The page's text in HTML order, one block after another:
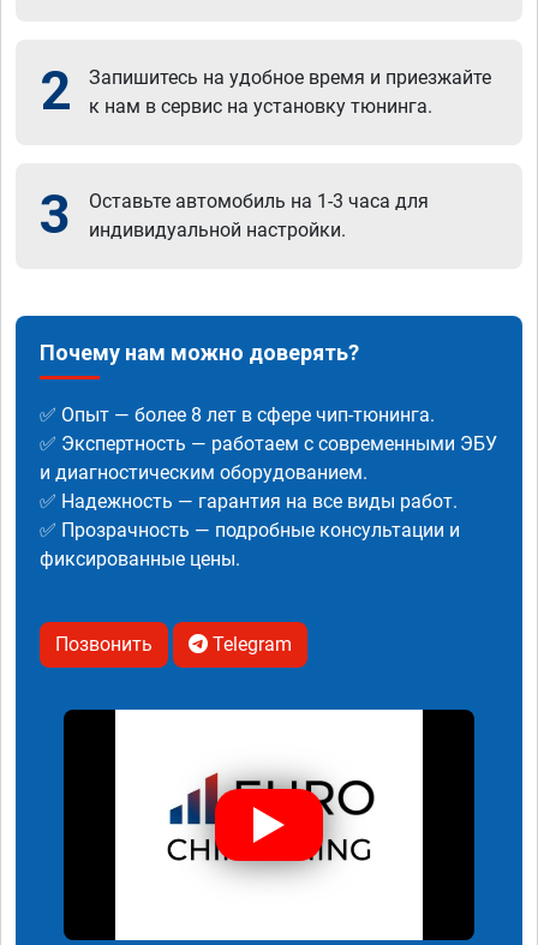
2
Запишитесь на удобное время и приезжайте
к нам в сервис на установку тюнинга.
3
Оставьте автомобиль на 1-3 часа для
индивидуальной настройки.
Почему нам можно доверять?
✅ Опыт — более 8 лет в сфере чип-тюнинга.
✅ Экспертность — работаем с современными ЭБУ
и диагностическим оборудованием.
✅ Надежность — гарантия на все виды работ.
✅ Прозрачность — подробные консультации и
фиксированные цены.
Позвонить Telegram